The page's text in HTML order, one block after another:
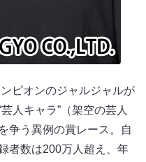
ピオンのジャルジャルが
人キャラ”（架空の芸人
争う異例の賞レース。自
者数は200万人超え、年